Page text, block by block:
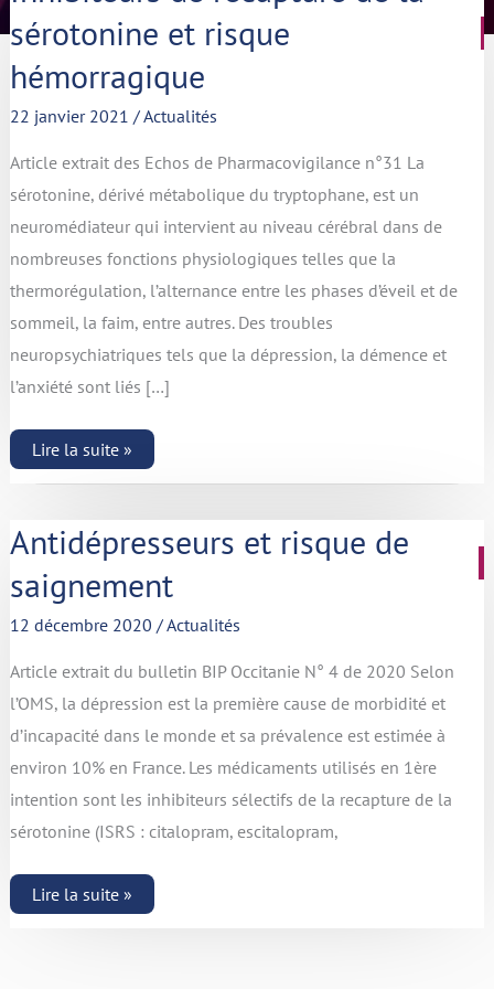
sérotonine et risque
hémorragique
22 janvier 2021 /Actualités
Article extrait des Echos de Pharmacovigilance n°31 La
sérotonine, dérivé métabolique du tryptophane, est un
neuromédiateur qui intervient au niveau cérébral dans de
nombreuses fonctions physiologiques telles que la
thermorégulation, l’alternance entre les phases d’éveil et de
sommeil, la faim, entre autres. Des troubles
neuropsychiatriques tels que la dépression, la démence et
l’anxiété sont liés […]
de
la
sérotonine
et
hémorragique
Lire la suite »
Antidépresseurs et risque de
saignement
12 décembre 2020 /Actualités
Article extrait du bulletin BIP Occitanie N° 4 de 2020 Selon
l’OMS, la dépression est la première cause de morbidité et
d’incapacité dans le monde et sa prévalence est estimée à
environ 10% en France. Les médicaments utilisés en 1ère
intention sont les inhibiteurs sélectifs de la recapture de la
sérotonine (ISRS : citalopram, escitalopram,
Antidépresseurs
et
de
saignement
Lire la suite »